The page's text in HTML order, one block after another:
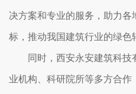
决方案和专业的服务，助力各
标，推动我国建筑行业的绿色
同时，西安永安建筑科
业机构、科研院所等多方合